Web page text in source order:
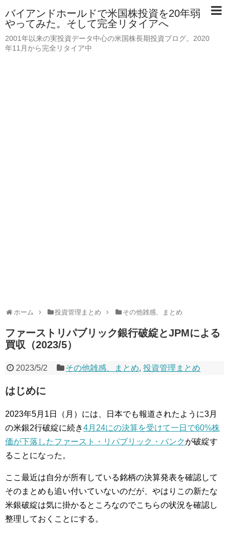
バイアンドホールドで米国株投資を20年弱
やってみた。そして完全リタイアへ
2001年以来の実投資データ中心の米国株長期投資ブログ。2020
年11月から完全リタイア中
ホーム 投資管理まとめ その他雑感、まとめ
ファーストリパブリック銀行破綻とJPMによる
買収（2023/5）
2023/5/2 その他雑感、まとめ,投資管理まとめ
はじめに
2023年5月1日（月）には、日本でも報道されたように3月
の米銀2行破綻に続き4月24にの決算を受けて一日で60%株
価が下落したファースト・リパブリック・バンク が破綻す
ることになった。
ここ最近は自分が所有している銘柄の決算発表を確認して
そのまとめも追い付いていないのだが、やはりこの新たな
米銀破綻は気に掛かるところなのでこちらの状況を確認し
整理しておくことにする。